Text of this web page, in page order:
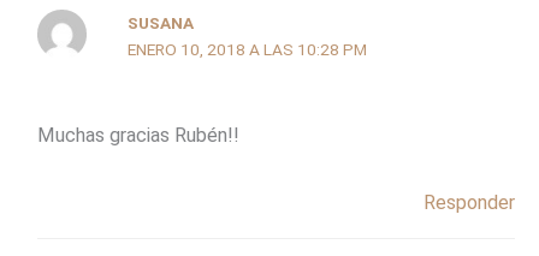
SUSANA
ENERO 10, 2018 A LAS 10:28 PM
Muchas gracias Rubén!!
Responder